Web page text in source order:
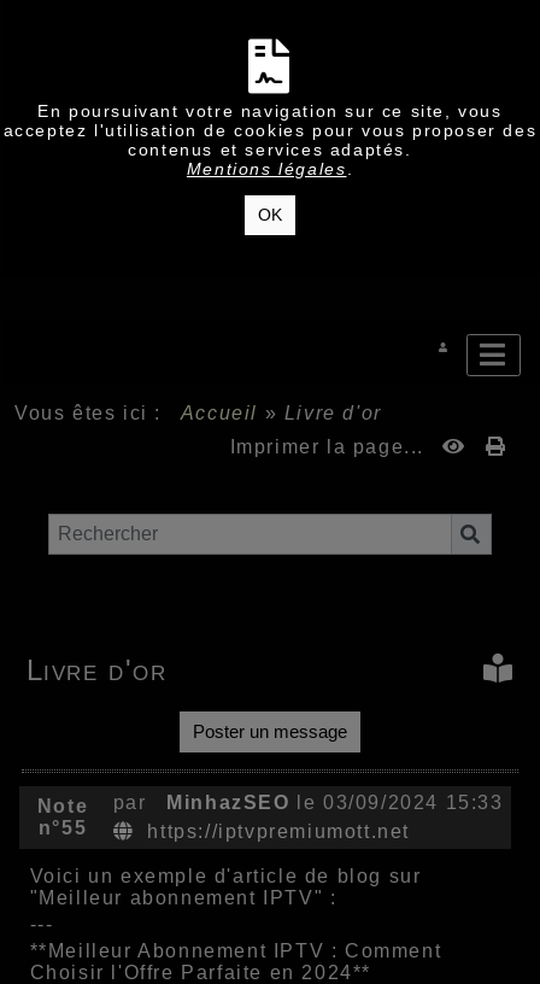
En poursuivant votre navigation sur ce site, vous
acceptez l'utilisation de cookies pour vous proposer des
contenus et services adaptés.
Mentions légales
OK
Vous êtes ici : Accueil » Livre d'or
Imprimer la page...
Livre d'or
Poster un message
Note
n°55
par MinhazSEO
le 03/09/2024 15:33
https://iptvpremiumott.net
Voici un exemple d'article de blog sur
"Meilleur abonnement IPTV" :
---
**Meilleur Abonnement IPTV : Comment
Choisir l'Offre Parfaite en 2024**